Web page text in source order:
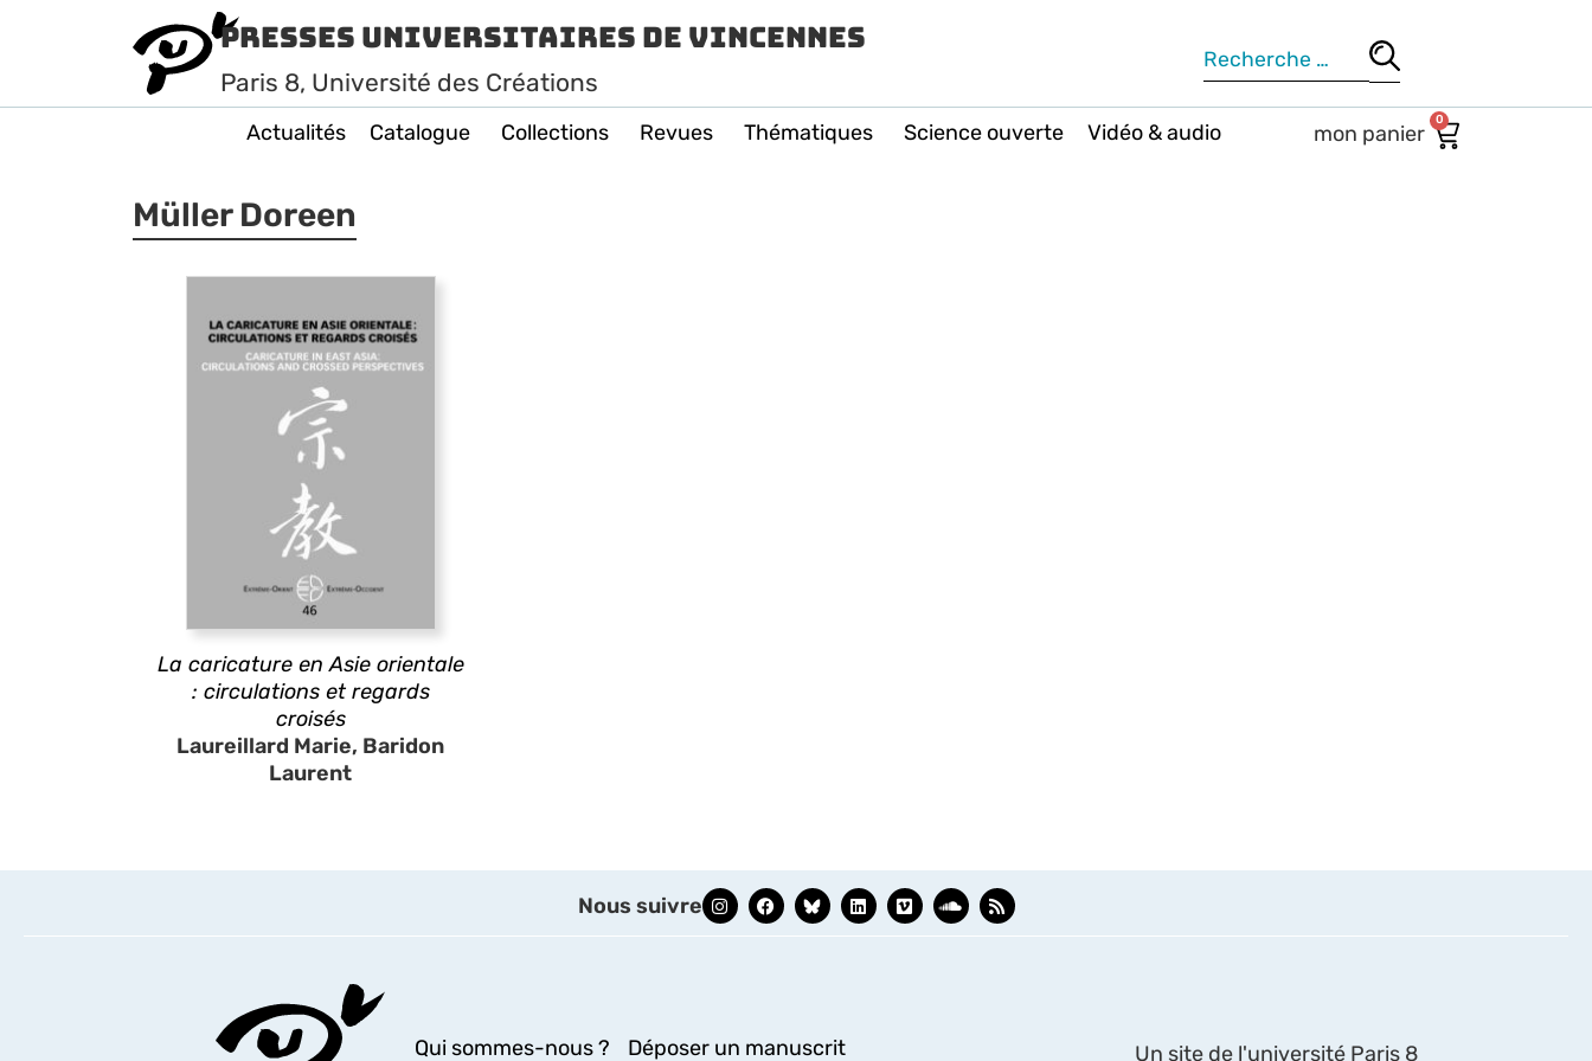
Presses Universitaires de Vincennes
Paris 8, Université des Créations
Actualités Catalogue Collections Revues Thématiques Science ouverte Vidéo & audio 0
Müller Doreen
La caricature en Asie orientale
: circulations et regards
croisés
Laureillard Marie, Baridon
Laurent
Nous suivre
Qui sommes-nous ? Déposer un manuscrit Un site de l'université Paris 8